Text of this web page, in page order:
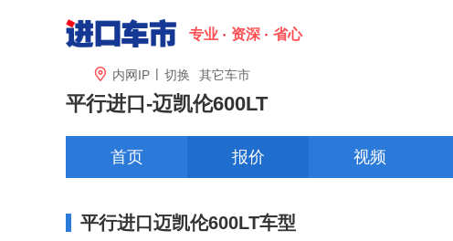
专业 资深 省心
 内网IP | 切换 其它车市
平行进口-迈凯伦600LT
首页 报价 视频
平行进口迈凯伦600LT车型